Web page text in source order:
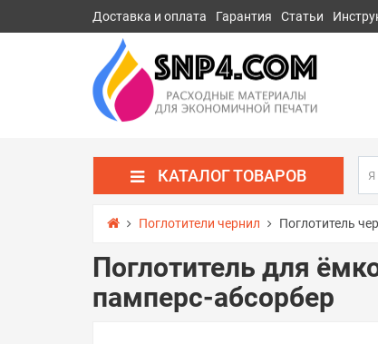
Доставка и оплата Гарантия Статьи
КАТАЛОГ ТОВАРОВ
Поглотители чернил Поглотитель
Поглотитель для
памперс-абсорбер